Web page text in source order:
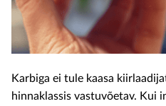
Karbiga ei tule kaasa
hinnaklassis vastuvõetav. Kui